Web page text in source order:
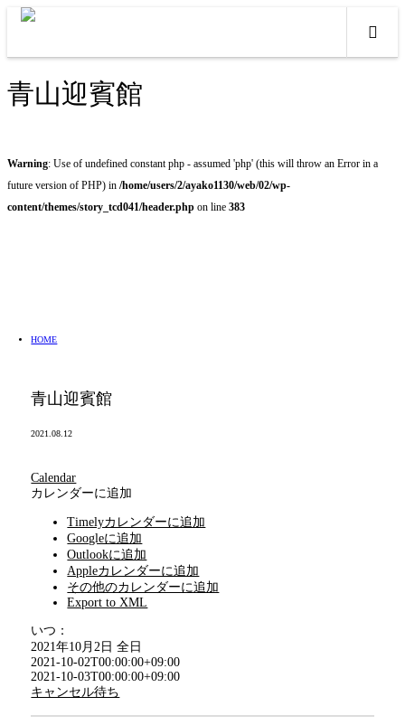
青山迎賓館
Warning: Use of undefined constant php - assumed 'php' (this will throw an Error in a
future version of PHP) in /home/users/2/ayako1130/web/02/wp-
content/themes/story_tcd041/header.php on line 383
HOME
青山迎賓館
2021.08.12
Calendar
カレンダーに追加
Timelyカレンダーに追加
Googleに追加
Outlookに追加
Appleカレンダーに追加
その他のカレンダーに追加
Export to XML
いつ：
2021年10月2日全日
2021-10-02T00:00:00+09:00
2021-10-03T00:00:00+09:00
キャンセル待ち